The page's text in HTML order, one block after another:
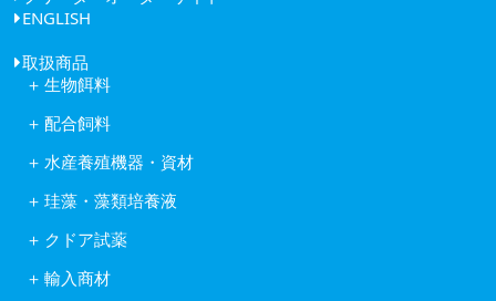
アクセス
ENGLISH
取扱商品
生物餌料
ワムシ
アルテミア
コペポーダ
タマミジンコ休眠卵
配合飼料
株式会社ヒガシマル
フィード・ワン株式会社
林兼産業株式会社
日本農産工業株式会社
水産養殖機器・資材
岩崎紫外線殺菌システム
水産用酸素ガス発生装置
活魚移送用ポンプピンピンZ型
自動給餌機
珪藻・藻類培養液
藻類培養液KW21
含水ケイ酸ゲルカルチャー
Reed Mariculture社製品
クドア試薬
輸入商材